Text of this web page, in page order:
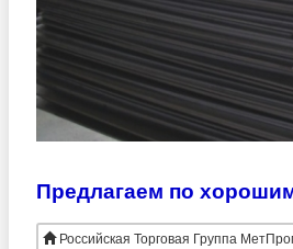
Российская Торговая Группа